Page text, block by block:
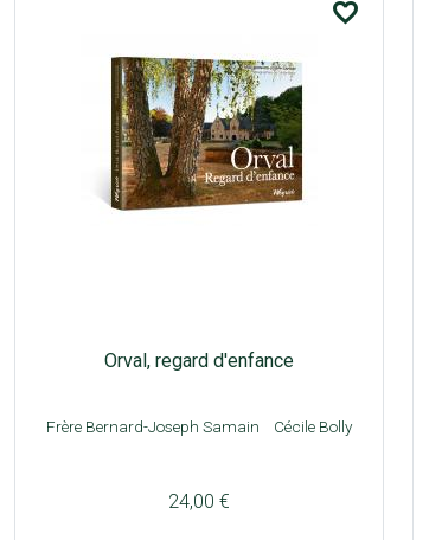
favorite_border
Orval, regard d'enfance
Frère Bernard-Joseph Samain Cécile Bolly
24,00 €